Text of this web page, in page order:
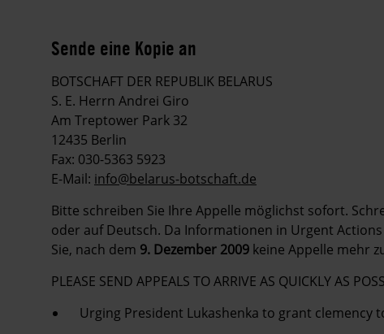
Sende eine Kopie an
BOTSCHAFT DER REPUBLIK BELARUS
S. E. Herrn Andrei Giro
Am Treptower Park 32
12435 Berlin
Fax: 030-5363 5923
E-Mail: info@belarus-botschaft.de
Bitte schreiben Sie Ihre Appelle möglichst sofort.
oder auf Deutsch. Da Informationen in Urgent
Sie, nach dem 9. Dezember 2009 keine Appelle mehr
PLEASE SEND APPEALS TO ARRIVE AS QUICKLY AS
Urging President Lukashenka to grant clemency